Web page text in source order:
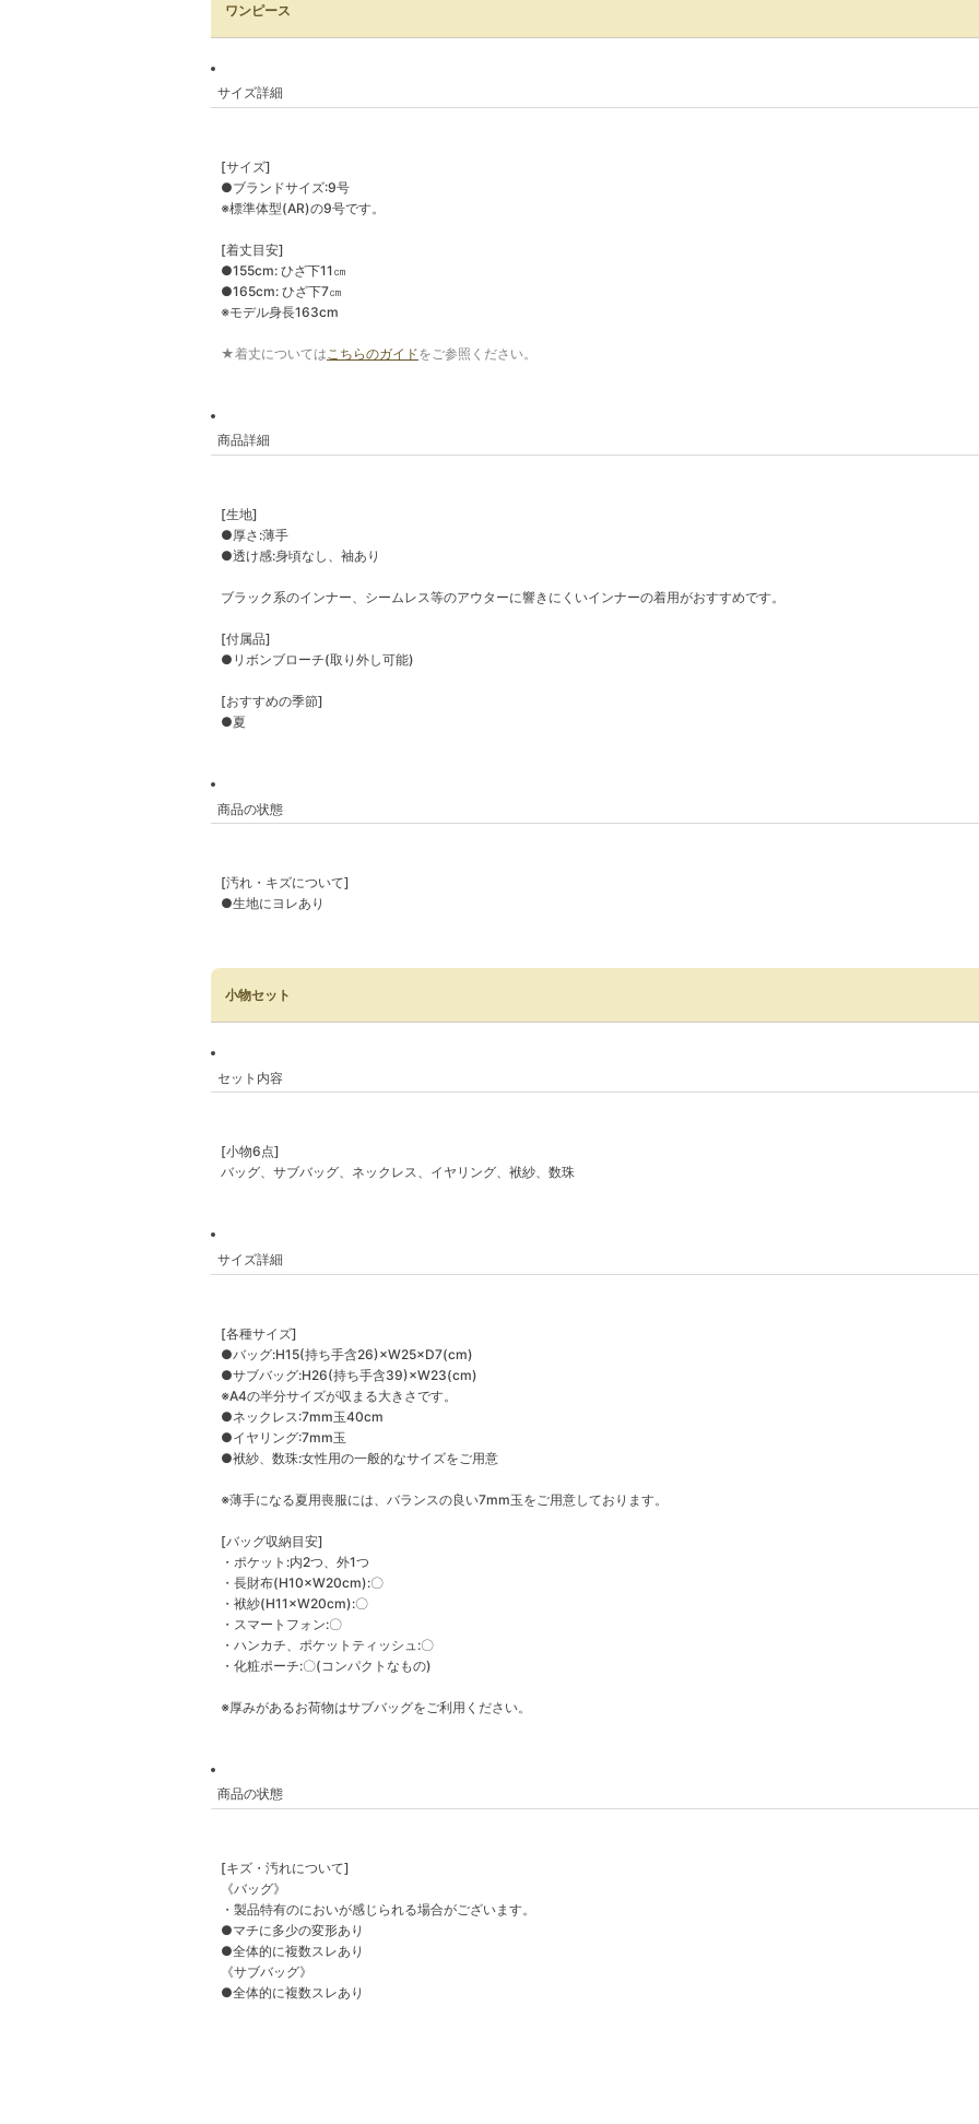
ワンピース
サイズ詳細
[サイズ]
●ブランドサイズ:9号
※標準体型(AR)の9号です。
[着丈目安]
●155cm: ひざ下11㎝
●165cm: ひざ下7㎝
※モデル身長163cm
★着丈については こちらのガイドをご参照ください。
商品詳細
[生地]
●厚さ:薄手
●透け感:身頃なし、袖あり
ブラック系のインナー、シームレス等のアウターに響きにくいインナーの着用がおすすめです。
[付属品]
●リボンブローチ(取り外し可能)
[おすすめの季節]
●夏
商品の状態
[汚れ・キズについて]
●生地にヨレあり
小物セット
セット内容
[小物6点]
バッグ、サブバッグ、ネックレス、イヤリング、袱紗、数珠
サイズ詳細
[各種サイズ]
●バッグ:H15(持ち手含26)×W25×D7(cm)
●サブバッグ:H26(持ち手含39)×W23(cm)
※A4の半分サイズが収まる大きさです。
●ネックレス:7mm玉40cm
●イヤリング:7mm玉
●袱紗、数珠:女性用の一般的なサイズをご用意
※薄手になる夏用喪服には、バランスの良い7mm玉をご用意しております。
[バッグ収納目安]
・ポケット:内2つ、外1つ
・長財布(H10×W20cm):〇
・袱紗(H11×W20cm):〇
・スマートフォン:〇
・ハンカチ、ポケットティッシュ:〇
・化粧ポーチ:〇(コンパクトなもの)
※厚みがあるお荷物はサブバッグをご利用ください。
商品の状態
[キズ・汚れについて]
《バッグ》
・製品特有のにおいが感じられる場合がございます。
●マチに多少の変形あり
●全体的に複数スレあり
《サブバッグ》
●全体的に複数スレあり